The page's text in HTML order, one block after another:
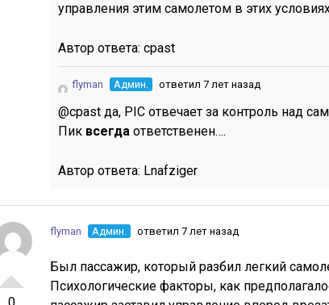
управления этим самолетом в этих
Автор ответа: cpast
flyman Админ. ответил 7 лет назад
@cpast да, PIC отвечает за контроль над
Пик всегда ответственен….
Автор ответа: Lnafziger
flyman Админ. ответил 7 лет назад
Был пассажир, который разбил легкий
Психологические факторы, как